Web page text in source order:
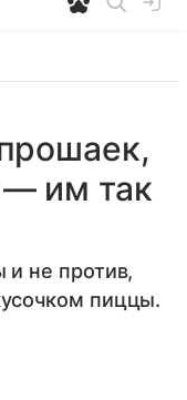
им так
и не против,
пиццы.